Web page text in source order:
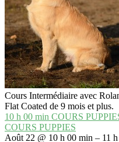
Cours Intermédiaire avec
Flat Coated de 9 mois et plus.
10 h 00 min COURS
COURS PUPPIES
Août 22 @ 10 h 00 min – 11